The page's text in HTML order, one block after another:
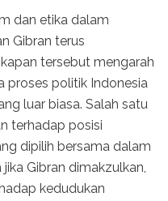
dan etika dalam
Gibran terus
tersebut mengarah
proses politik Indonesia
luar biasa. Salah satu
terhadap posisi
dipilih bersama dalam
Gibran dimakzulkan,
kedudukan